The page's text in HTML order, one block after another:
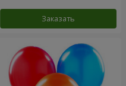
Заказать